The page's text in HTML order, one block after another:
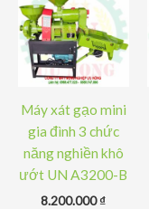
Máy xát gạo mini
gia đình 3 chức
năng nghiền khô
ướt UN A3200-B
8.200.000₫